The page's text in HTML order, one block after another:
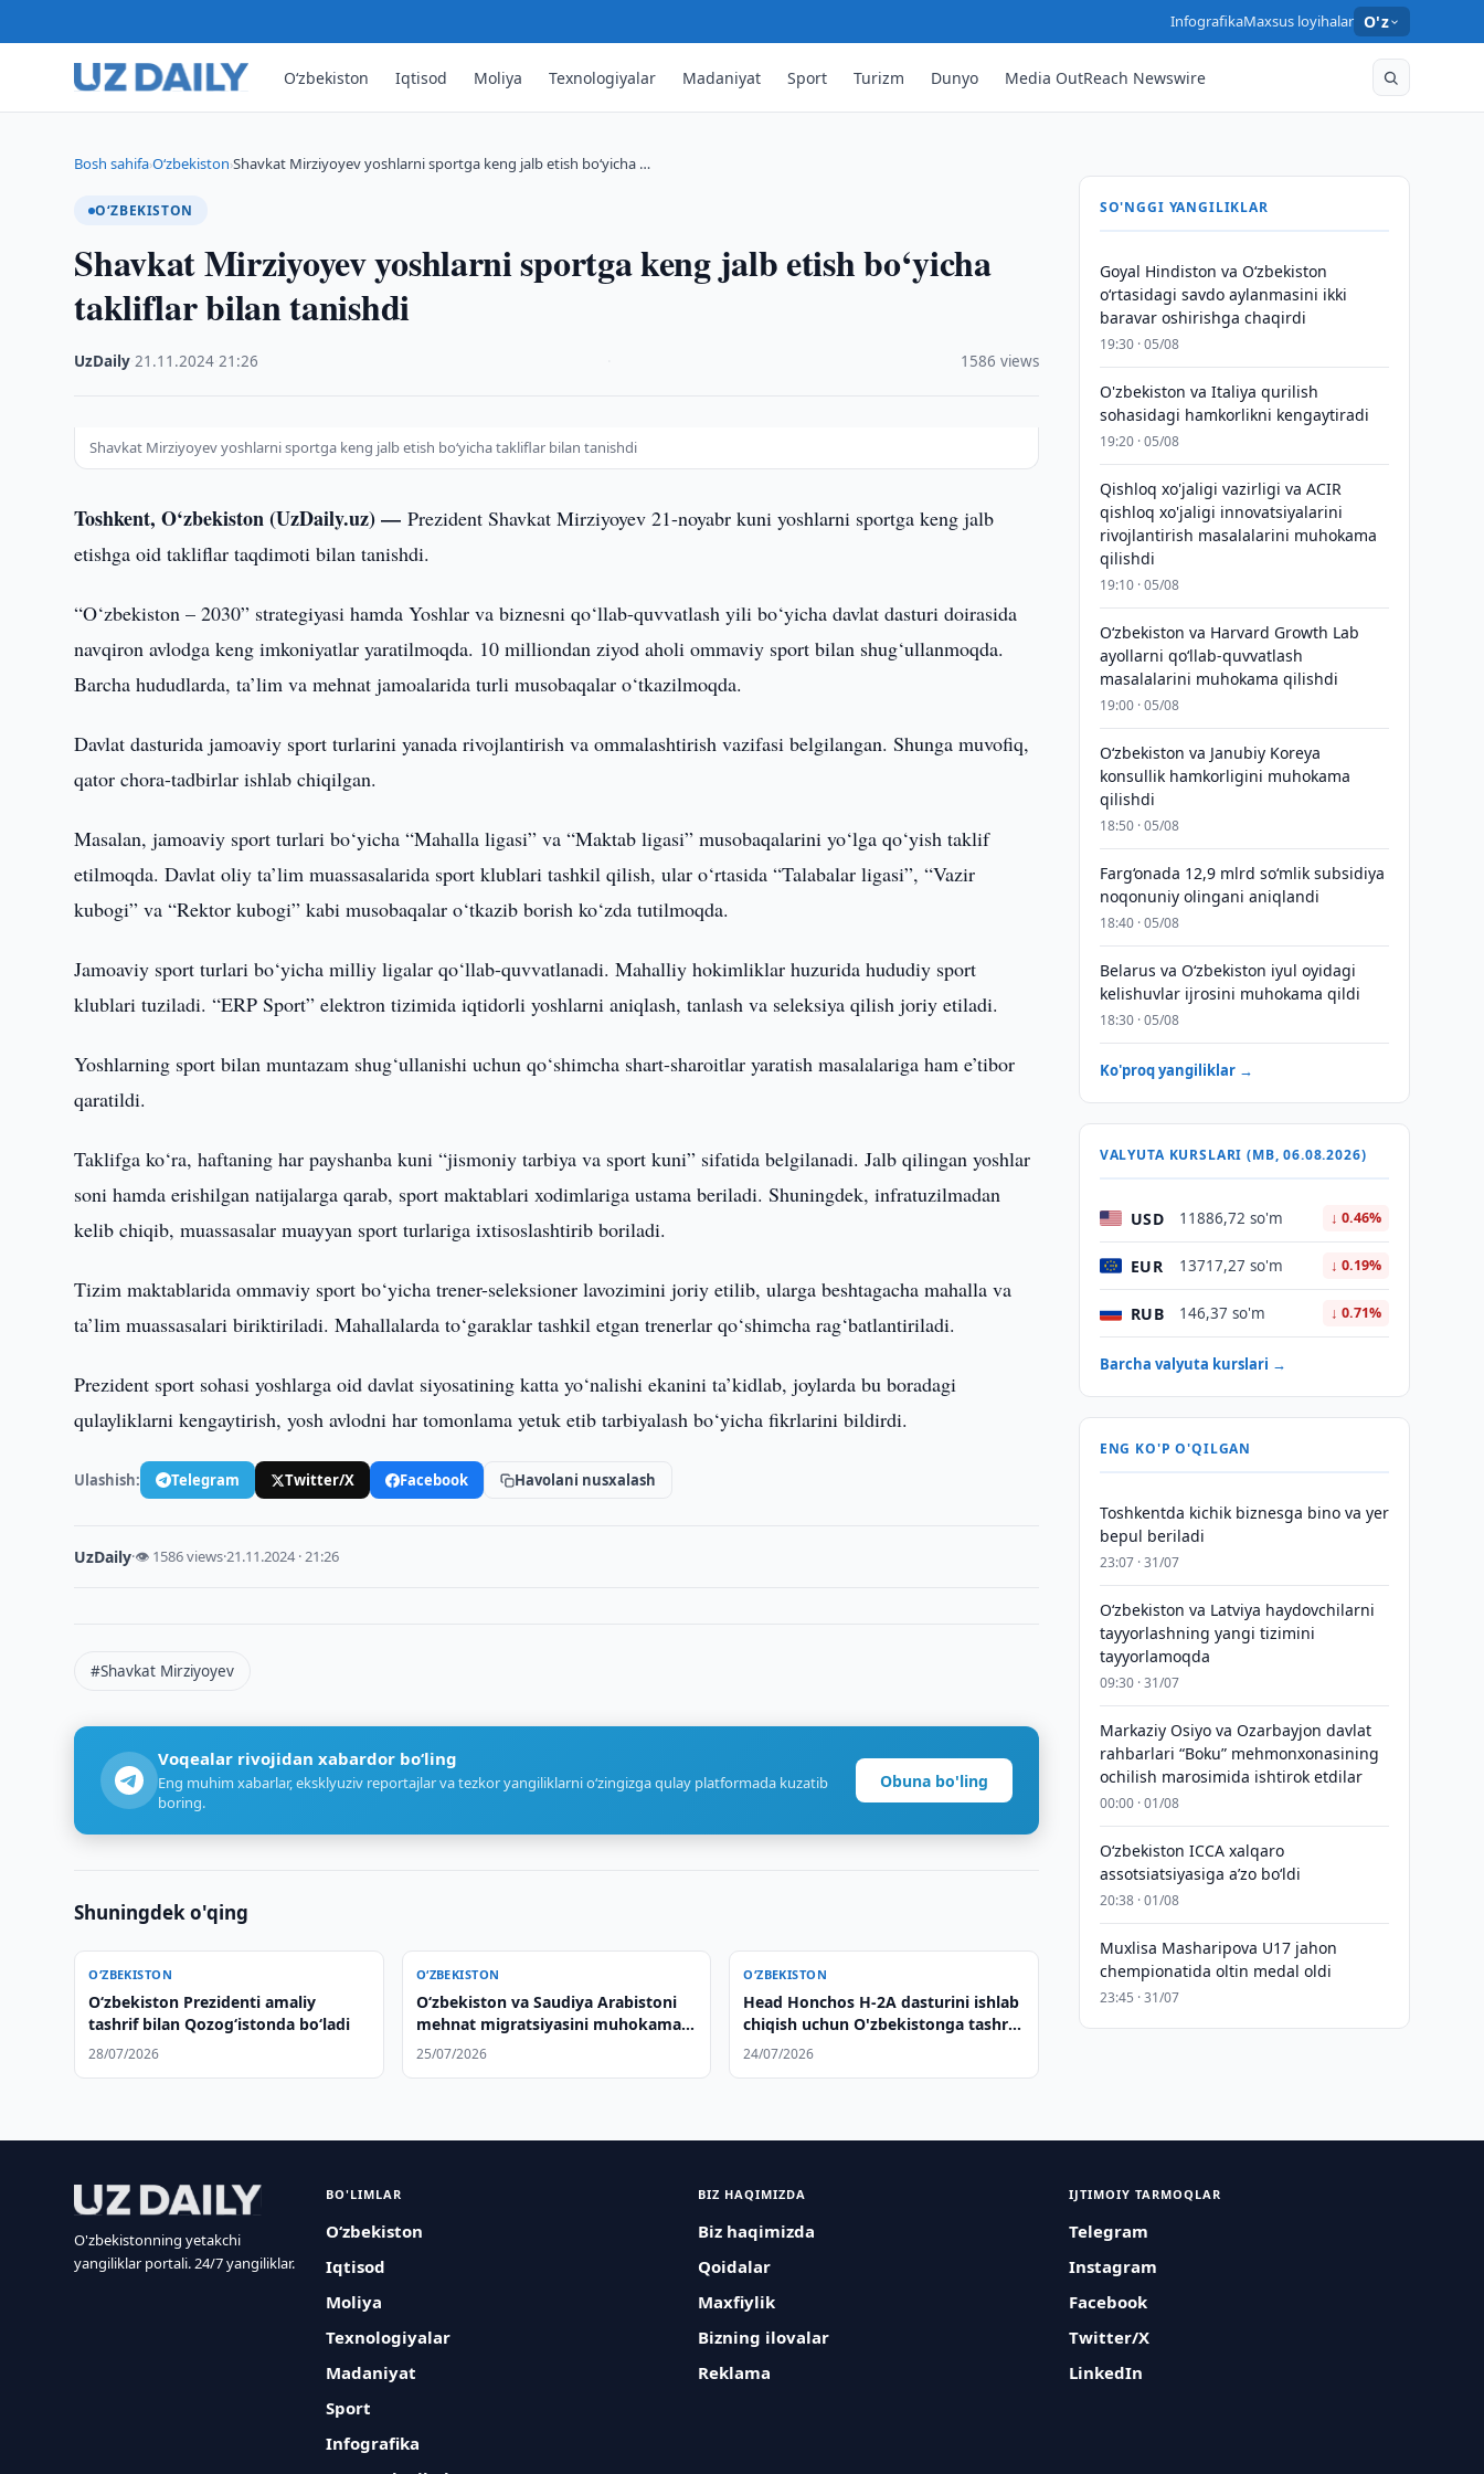
InfografikaMaxsus loyihalar O'z
O‘zbekiston Iqtisod Moliya Texnologiyalar Madaniyat Sport Turizm Dunyo Media OutReach Newswire
Bosh sahifa›O‘zbekiston›Shavkat Mirziyoyev yoshlarni sportga keng jalb etish bo‘yicha …
O‘ZBEKISTON
Shavkat Mirziyoyev yoshlarni sportga keng jalb etish bo‘yicha
takliflar bilan tanishdi
UzDaily ·21.11.2024 ·21:26 1586 views
Shavkat Mirziyoyev yoshlarni sportga keng jalb etish bo‘yicha takliflar bilan tanishdi
Toshkent, O‘zbekiston (UzDaily.uz) —Prezident Shavkat Mirziyoyev 21-noyabr kuni yoshlarni sportga keng jalb
etishga oid takliflar taqdimoti bilan tanishdi.
“O‘zbekiston – 2030” strategiyasi hamda Yoshlar va biznesni qo‘llab-quvvatlash yili bo‘yicha davlat dasturi doirasida
navqiron avlodga keng imkoniyatlar yaratilmoqda. 10 milliondan ziyod aholi ommaviy sport bilan shug‘ullanmoqda.
Barcha hududlarda, ta’lim va mehnat jamoalarida turli musobaqalar o‘tkazilmoqda.
Davlat dasturida jamoaviy sport turlarini yanada rivojlantirish va ommalashtirish vazifasi belgilangan. Shunga muvofiq,
qator chora-tadbirlar ishlab chiqilgan.
Masalan, jamoaviy sport turlari bo‘yicha “Mahalla ligasi” va “Maktab ligasi” musobaqalarini yo‘lga qo‘yish taklif
etilmoqda. Davlat oliy ta’lim muassasalarida sport klublari tashkil qilish, ular o‘rtasida “Talabalar ligasi”, “Vazir
kubogi” va “Rektor kubogi” kabi musobaqalar o‘tkazib borish ko‘zda tutilmoqda.
Jamoaviy sport turlari bo‘yicha milliy ligalar qo‘llab-quvvatlanadi. Mahalliy hokimliklar huzurida hududiy sport
klublari tuziladi. “ERP Sport” elektron tizimida iqtidorli yoshlarni aniqlash, tanlash va seleksiya qilish joriy etiladi.
Yoshlarning sport bilan muntazam shug‘ullanishi uchun qo‘shimcha shart-sharoitlar yaratish masalalariga ham e’tibor
qaratildi.
Taklifga ko‘ra, haftaning har payshanba kuni “jismoniy tarbiya va sport kuni” sifatida belgilanadi. Jalb qilingan yoshlar
soni hamda erishilgan natijalarga qarab, sport maktablari xodimlariga ustama beriladi. Shuningdek, infratuzilmadan
kelib chiqib, muassasalar muayyan sport turlariga ixtisoslashtirib boriladi.
Tizim maktablarida ommaviy sport bo‘yicha trener-seleksioner lavozimini joriy etilib, ularga beshtagacha mahalla va
ta’lim muassasalari biriktiriladi. Mahallalarda to‘garaklar tashkil etgan trenerlar qo‘shimcha rag‘batlantiriladi.
Prezident sport sohasi yoshlarga oid davlat siyosatining katta yo‘nalishi ekanini ta’kidlab, joylarda bu boradagi
qulayliklarni kengaytirish, yosh avlodni har tomonlama yetuk etib tarbiyalash bo‘yicha fikrlarini bildirdi.
Ulashish: Telegram Twitter/X Facebook Havolani nusxalash
UzDaily·👁 1586 views·21.11.2024 · 21:26
#Shavkat Mirziyoyev
Voqealar rivojidan xabardor bo‘ling
Eng muhim xabarlar, eksklyuziv reportajlar va tezkor yangiliklarni o‘zingizga qulay platformada kuzatib
boring.
Obuna bo'ling
Shuningdek o'qing
O‘ZBEKISTON
Oʻzbekiston Prezidenti amaliy
tashrif bilan Qozogʻistonda boʻladi
28/07/2026
O‘ZBEKISTON
Oʻzbekiston va Saudiya Arabistoni
mehnat migratsiyasini muhokama
qilishdi
25/07/2026
O‘ZBEKISTON
Head Honchos H-2A dasturini ishlab
chiqish uchun O'zbekistonga tashrif
buyuradi
24/07/2026
SO'NGGI YANGILIKLAR
Goyal Hindiston va Oʻzbekiston
oʻrtasidagi savdo aylanmasini ikki
baravar oshirishga chaqirdi
19:30 · 05/08
O'zbekiston va Italiya qurilish
sohasidagi hamkorlikni kengaytiradi
19:20 · 05/08
Qishloq xo'jaligi vazirligi va ACIR
qishloq xo'jaligi innovatsiyalarini
rivojlantirish masalalarini muhokama
qilishdi
19:10 · 05/08
Oʻzbekiston va Harvard Growth Lab
ayollarni qoʻllab-quvvatlash
masalalarini muhokama qilishdi
19:00 · 05/08
Oʻzbekiston va Janubiy Koreya
konsullik hamkorligini muhokama
qilishdi
18:50 · 05/08
Farg‘onada 12,9 mlrd so‘mlik subsidiya
noqonuniy olingani aniqlandi
18:40 · 05/08
Belarus va O‘zbekiston iyul oyidagi
kelishuvlar ijrosini muhokama qildi
18:30 · 05/08
Ko'proq yangiliklar →
VALYUTA KURSLARI (MB, 06.08.2026)
USD 11886,72 so'm ↓ 0.46%
EUR 13717,27 so'm ↓ 0.19%
RUB 146,37 so'm ↓ 0.71%
Barcha valyuta kurslari →
ENG KO'P O'QILGAN
Toshkentda kichik biznesga bino va yer
bepul beriladi
23:07 · 31/07
Oʻzbekiston va Latviya haydovchilarni
tayyorlashning yangi tizimini
tayyorlamoqda
09:30 · 31/07
Markaziy Osiyo va Ozarbayjon davlat
rahbarlari “Boku” mehmonxonasining
ochilish marosimida ishtirok etdilar
00:00 · 01/08
O‘zbekiston ICCA xalqaro
assotsiatsiyasiga aʼzo bo‘ldi
20:38 · 01/08
Muxlisa Masharipova U17 jahon
chempionatida oltin medal oldi
23:45 · 31/07
O'zbekistonning yetakchi
yangiliklar portali. 24/7 yangiliklar.
BO'LIMLAR
O‘zbekiston
Iqtisod
Moliya
Texnologiyalar
Madaniyat
Sport
Infografika
BIZ HAQIMIZDA
Biz haqimizda
Qoidalar
Maxfiylik
Bizning ilovalar
Reklama
IJTIMOIY TARMOQLAR
Telegram
Instagram
Facebook
Twitter/X
LinkedIn